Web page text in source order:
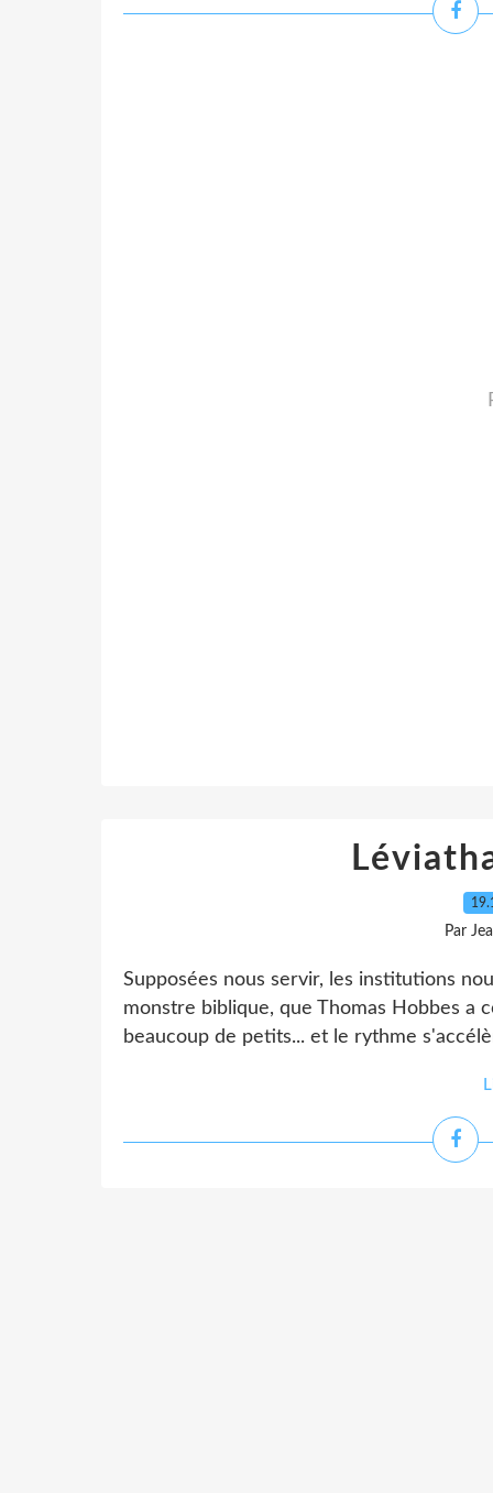
Par
Supposées nous servir, les institutions
monstre biblique, que Thomas Hobbes a
beaucoup de petits... et le rythme